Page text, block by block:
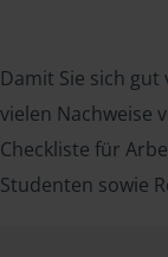
Damit Sie sich
vielen Nachweise
Checkliste für
Studenten sowie